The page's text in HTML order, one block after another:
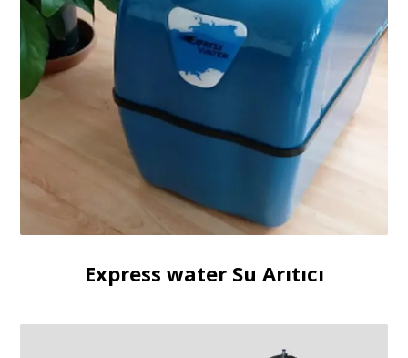
Express water Su Arıtıcı